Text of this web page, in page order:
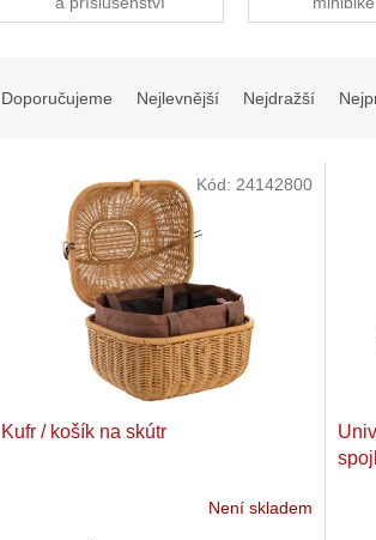
Doporučujeme Nejlevnější Nejdražší
Kufr / košík na skútr
Není skladem
Kód: 24142800